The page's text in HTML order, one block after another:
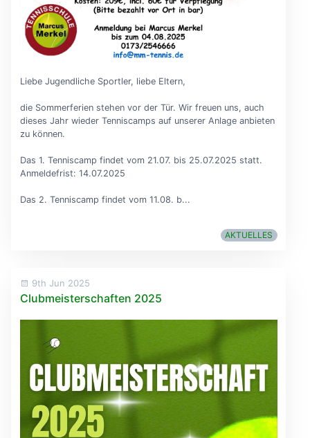
Liebe Jugendliche Sportler, liebe Eltern,
die Sommerferien stehen vor der Tür. Wir freuen uns, auch
dieses Jahr wieder Tenniscamps auf unserer Anlage anbieten
zu können.
Das 1. Tenniscamp findet vom 21.07. bis 25.07.2025 statt.
Anmeldefrist: 14.07.2025
Das 2. Tenniscamp findet vom 11.08. b...
AKTUELLES
9th Jun 2025
Clubmeisterschaften 2025